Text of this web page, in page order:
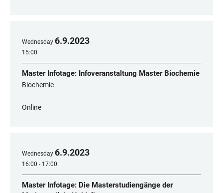
Wednesday 6.9.2023
15:00
Master Infotage: Infoveranstaltung Master Biochemie
Biochemie
Online
Wednesday 6.9.2023
16:00 - 17:00
Master Infotage: Die Masterstudiengänge der